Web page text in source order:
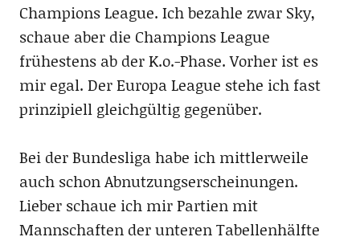
Champions League. Ich bezahle zwar Sky,
schaue aber die Champions League
frühestens ab der K.o.-Phase. Vorher ist es
mir egal. Der Europa League stehe ich fast
prinzipiell gleichgültig gegenüber.
Bei der Bundesliga habe ich mittlerweile
auch schon Abnutzungserscheinungen.
Lieber schaue ich mir Partien mit
Mannschaften der unteren Tabellenhälfte